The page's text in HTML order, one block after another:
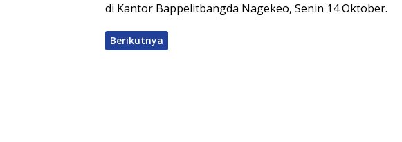
di Kantor Bappelitbangda Nagekeo, Senin 14 Oktober.
Berikutnya